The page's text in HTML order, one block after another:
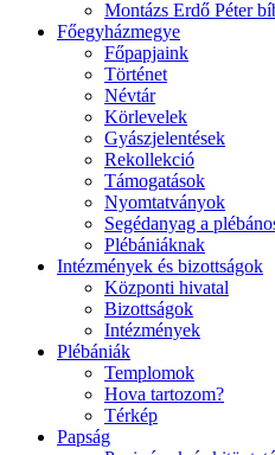
Montázs Erdő Péter
Főegyházmegye
Főpapjaink
Történet
Névtár
Körlevelek
Gyászjelentések
Rekollekció
Támogatások
Nyomtatványok
Segédanyag a
Plébániáknak
Intézmények és bizottságok
Központi hivatal
Bizottságok
Intézmények
Plébániák
Templomok
Hova tartozom?
Térkép
Papság